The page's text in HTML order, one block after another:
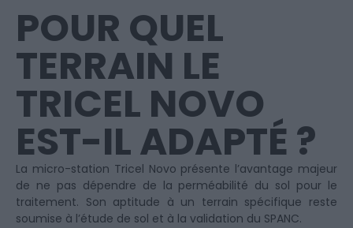
POUR QUEL
TERRAIN LE
TRICEL NOVO
EST-IL ADAPTÉ ?
La micro-station Tricel Novo présente l’avantage majeur
de ne pas dépendre de la perméabilité du sol pour le
traitement. Son aptitude à un terrain spécifique reste
soumise à l’étude de sol et à la validation du SPANC.